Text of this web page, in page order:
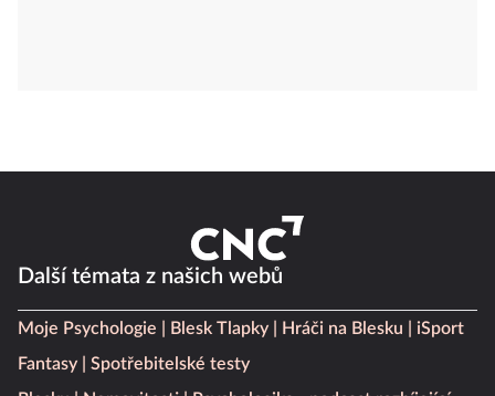
Další témata z našich webů
Moje Psychologie Blesk Tlapky Hráči na Blesku
iSport
Fantasy
Spotřebitelské testy